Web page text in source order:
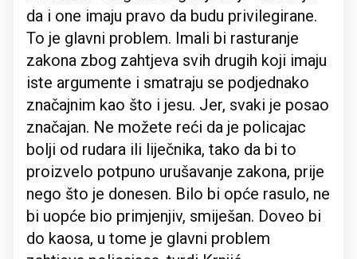
da i one imaju pravo da budu privilegirane.
To je glavni problem. Imali bi rasturanje
zakona zbog zahtjeva svih drugih koji imaju
iste argumente i smatraju se podjednako
značajnim kao što i jesu. Jer, svaki je posao
značajan. Ne možete reći da je policajac
bolji od rudara ili liječnika, tako da bi to
proizvelo potpuno urušavanje zakona, prije
nego što je donesen. Bilo bi opće rasulo, ne
bi uopće bio primjenjiv, smiješan. Doveo bi
do kaosa, u tome je glavni problem